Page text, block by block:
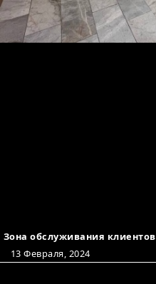
Зона обслуживания клиентов
13 Февраля, 2024